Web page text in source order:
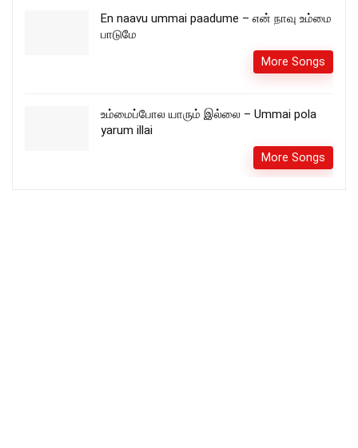
En naavu ummai paadume – என் நாவு உம்மை
பாடுமே
More Songs
உம்மைப்போல யாரும் இல்லை – Ummai pola
yarum illai
More Songs